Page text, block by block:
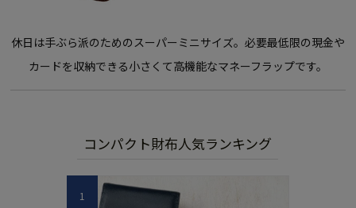
休日は手ぶら派のためのスーパーミニサイズ。必要最低限の現金や
カードを収納できる小さくて高機能なマネーフラップです。
コンパクト財布人気ランキング
1